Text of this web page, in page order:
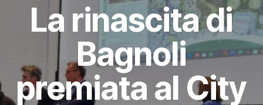
La rinascita di
Bagnoli
premiata al City